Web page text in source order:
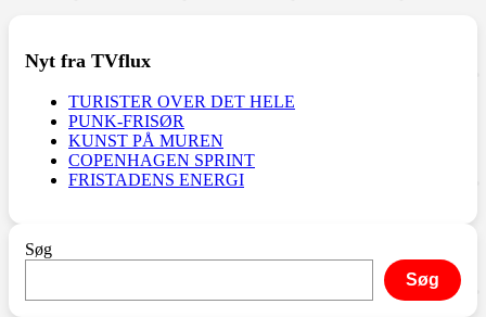
Nyt fra TVflux
TURISTER OVER DET HELE
PUNK-FRISØR
KUNST PÅ MUREN
COPENHAGEN SPRINT
FRISTADENS ENERGI
Søg
Søg